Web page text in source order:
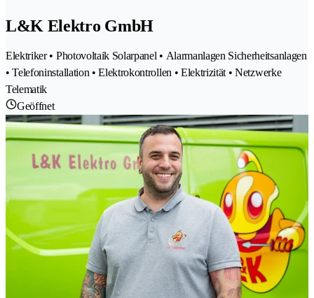
L&K Elektro GmbH
Elektriker • Photovoltaik Solarpanel • Alarmanlagen Sicherheitsanlagen
• Telefoninstallation • Elektrokontrollen • Elektrizität • Netzwerke
Telematik
Geöffnet